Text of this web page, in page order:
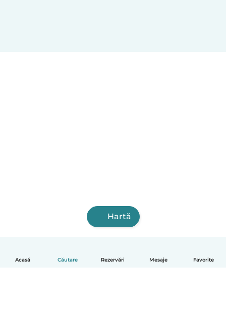
Acasă Căutare Rezervări Mesaje Favorite
Hartă